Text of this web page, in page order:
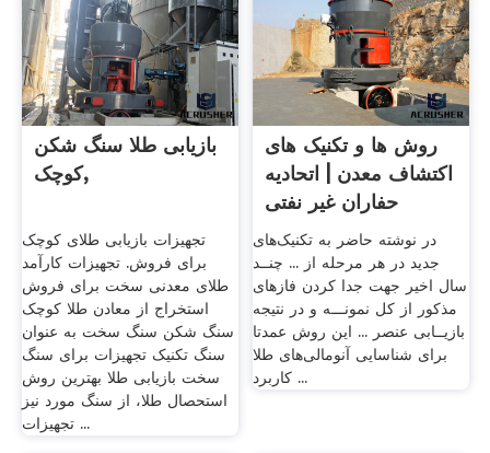
بازیابی طلا سنگ شکن
کوچک,
تجهیزات بازیابی طلای کوچک
برای فروش. تجهیزات کارآمد
طلای معدنی سخت برای فروش
استخراج از معادن طلا کوچک
سنگ شکن سنگ سخت به عنوان
سنگ تکنیک تجهیزات برای سنگ
سخت بازیابی طلا بهترین روش
استحصال طلا، از سنگ مورد نیز
تجهیزات ...
روش ها و تکنیک های
اکتشاف معدن | اتحادیه
حفاران غیر نفتی
در نوشته حاضر به تکنیک‌های
جدید در هر مرحله از ... چنــد
سال اخیر جهت جدا کردن فازهای
مذکور از کل نمونـــه و در نتیجه
بازیــابی عنصر ... این روش عمدتا
برای شناسایی آنومالی‌های طلا
کاربرد ...